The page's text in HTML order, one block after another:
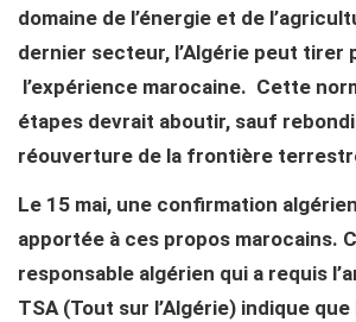
domaine de l’énergie et de
dernier secteur, l’Algérie peut tirer
l’expérience marocaine. Cette
étapes devrait aboutir, sauf
réouverture de la frontière
Le 15 mai, une confirmation
apportée à ces propos marocains.
responsable algérien qui a requis
TSA (Tout sur l’Algérie) indique